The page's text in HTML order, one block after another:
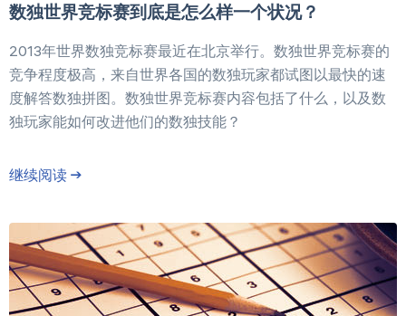
数独世界竞标赛到底是怎么样一个状况？
2013年世界数独竞标赛最近在北京举行。数独世界竞标赛的
竞争程度极高，来自世界各国的数独玩家都试图以最快的速
度解答数独拼图。数独世界竞标赛内容包括了什么，以及数
独玩家能如何改进他们的数独技能？
继续阅读 →